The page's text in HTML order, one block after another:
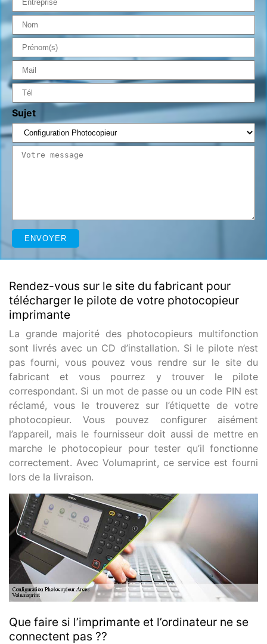
Sujet
Rendez-vous sur le site du fabricant pour
télécharger le pilote de votre photocopieur
imprimante
La grande majorité des photocopieurs multifonction
sont livrés avec un CD d’installation. Si le pilote n’est
pas fourni, vous pouvez vous rendre sur le site du
fabricant et vous pourrez y trouver le pilote
correspondant. Si un mot de passe ou un code PIN est
réclamé, vous le trouverez sur l’étiquette de votre
photocopieur. Vous pouvez configurer aisément
l’appareil, mais le fournisseur doit aussi de mettre en
marche le photocopieur pour tester qu’il fonctionne
correctement. Avec Volumaprint, ce service est fourni
lors de la livraison.
Que faire si l’imprimante et l’ordinateur ne se
connectent pas ??